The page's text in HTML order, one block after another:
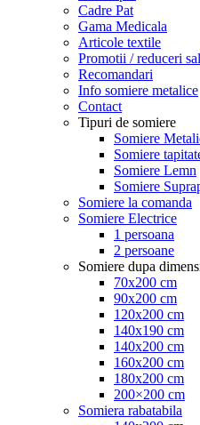
Cadre Pat
Gama Medicala
Articole textile
Promotii / reduceri
Recomandari
Info somiere metalice
Contact
Tipuri de somiere
Somiere
Somiere
Somiere Lemn
Somiere
Somiere la comanda
Somiere Electrice
1 persoana
2 persoane
Somiere dupa
70x200 cm
90x200 cm
120x200 cm
140x190 cm
140x200 cm
160x200 cm
180x200 cm
200×200 cm
Somiera rabatabila